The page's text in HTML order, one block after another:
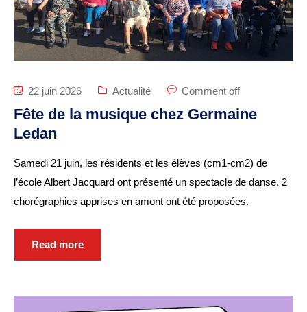
EHPAD Résidence
Germaine Ledan
domicile
Equipements sportifs
Associations
Etang du Pré Guiguen
22 juin 2026 Actualité Comment off
Fête de la musique chez Germaine
Ledan
Samedi 21 juin, les résidents et les élèves (cm1-cm2) de
l’école Albert Jacquard ont présenté un spectacle de danse. 2
chorégraphies apprises en amont ont été proposées.
Read more